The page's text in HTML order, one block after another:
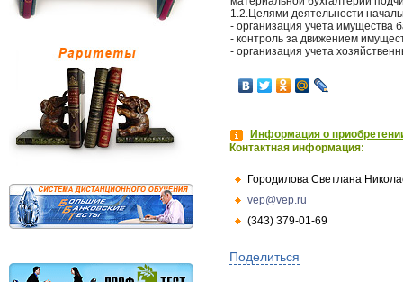
1.2.Целями деятельности
- организация учета имущества
- контроль за движением
- организация учета
Информация о
Контактная информация:
Городилова Светлана
vep@vep.ru
(343) 379-01-69
Поделиться